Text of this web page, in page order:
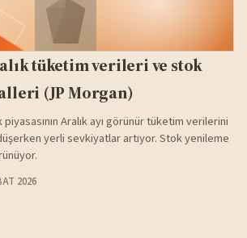
tüketim verileri ve stok
(JP Morgan)
piyasasının Aralık ayı görünür tüketim verilerini
yerli sevkiyatlar artıyor. Stok yenileme
2026